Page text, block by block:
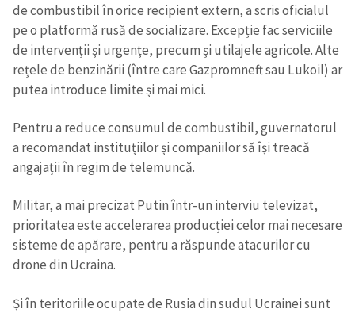
de combustibil în orice recipient extern, a scris oficialul
pe o platformă rusă de socializare. Excepție fac serviciile
de intervenții și urgențe, precum și utilajele agricole. Alte
rețele de benzinării (între care Gazpromneft sau Lukoil) ar
putea introduce limite și mai mici.
Pentru a reduce consumul de combustibil, guvernatorul
a recomandat instituțiilor și companiilor să își treacă
angajații în regim de telemuncă.
Militar, a mai precizat Putin într-un interviu televizat,
prioritatea este accelerarea producției celor mai necesare
sisteme de apărare, pentru a răspunde atacurilor cu
drone din Ucraina.
Și în teritoriile ocupate de Rusia din sudul Ucrainei sunt